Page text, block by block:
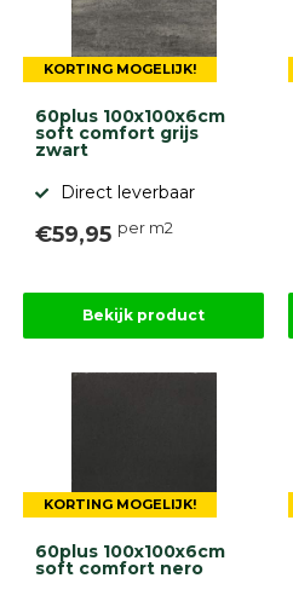
KORTING MOGELIJK!
60plus 100x100x6cm
soft comfort grijs
zwart
Direct leverbaar
€59,95 per m2
Bekijk product
KORTING MOGELIJK!
60plus 100x100x6cm
soft comfort nero